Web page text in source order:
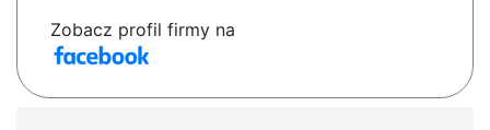
Zobacz profil firmy na